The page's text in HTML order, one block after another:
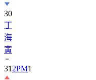
丁
海
寅
31
32 BABYMONSTER